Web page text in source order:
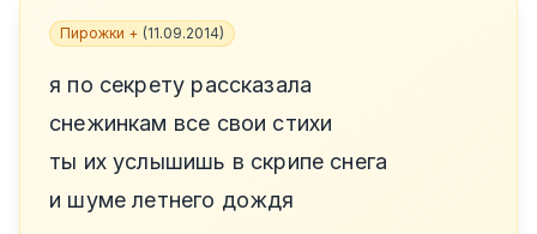
Пирожки + (11.09.2014)
я по секрету рассказала
снежинкам все свои стихи
ты их услышишь в скрипе снега
и шуме летнего дождя